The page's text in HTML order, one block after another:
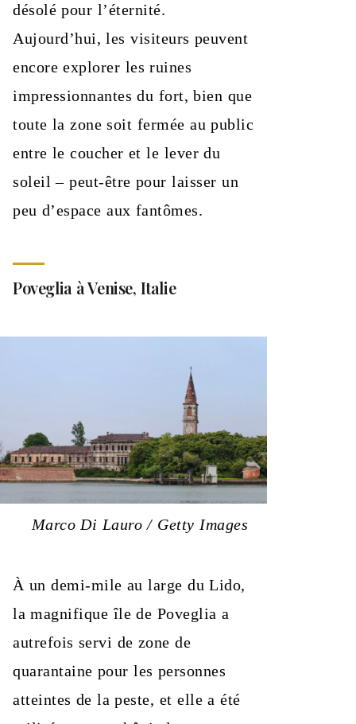
désolé pour l’éternité.
Aujourd’hui, les visiteurs peuvent
encore explorer les ruines
impressionnantes du fort, bien que
toute la zone soit fermée au public
entre le coucher et le lever du
soleil – peut-être pour laisser un
peu d’espace aux fantômes.
Poveglia à Venise, Italie
Marco Di Lauro / Getty Images
À un demi-mile au large du Lido,
la magnifique île de Poveglia a
autrefois servi de zone de
quarantaine pour les personnes
atteintes de la peste, et elle a été